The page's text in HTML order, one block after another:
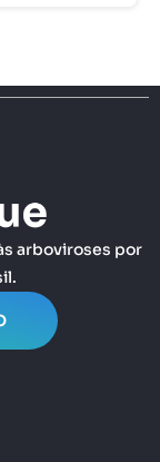
arboviroses por